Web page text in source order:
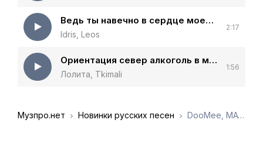
Ведь ты навечно в сердце моем в моей крови
Idris, Leos
2:17
Ориентация север алкоголь в моем теле
Лолита, Tkimali
1:56
Музпро.нет Новинки русских песен DooMee, MAYOT - Улитка